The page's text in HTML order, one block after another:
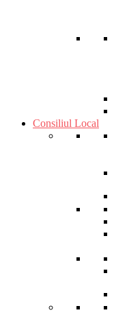
Consiliul Local